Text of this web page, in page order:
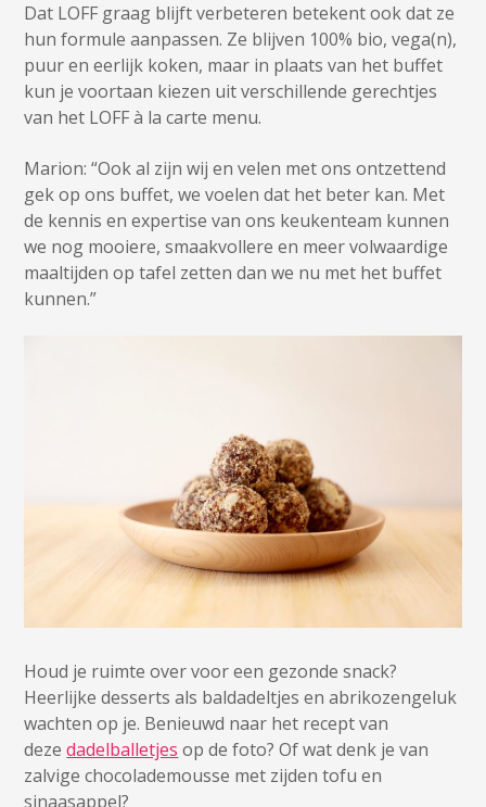
Dat LOFF graag blijft verbeteren betekent ook dat ze
hun formule aanpassen. Ze blijven 100% bio, vega(n),
puur en eerlijk koken, maar in plaats van het buffet
kun je voortaan kiezen uit verschillende gerechtjes
van het LOFF à la carte menu.
Marion: “Ook al zijn wij en velen met ons ontzettend
gek op ons buffet, we voelen dat het beter kan. Met
de kennis en expertise van ons keukenteam kunnen
we nog mooiere, smaakvollere en meer volwaardige
maaltijden op tafel zetten dan we nu met het buffet
kunnen.”
Houd je ruimte over voor een gezonde snack?
Heerlijke desserts als baldadeltjes en abrikozengeluk
wachten op je. Benieuwd naar het recept van
dezedadelballetjes op de foto? Of wat denk je van
zalvige chocolademousse met zijden tofu en
sinaasappel?